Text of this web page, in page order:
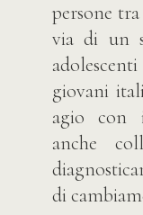
persone
via di un
giovani
agio con
anche
di